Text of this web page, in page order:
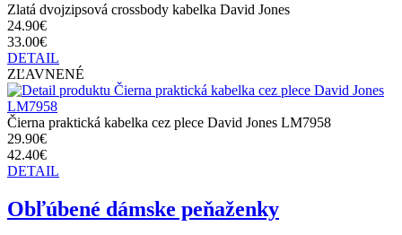
Zlatá dvojzipsová crossbody kabelka David Jones
24.90€
33.00€
DETAIL
ZĽAVNENÉ
Čierna praktická kabelka cez plece David Jones LM7958
29.90€
42.40€
DETAIL
Obľúbené dámske peňaženky